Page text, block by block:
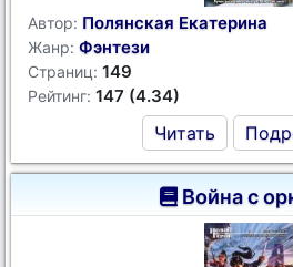
Автор: Полянская Екатерина
Жанр: Фэнтези
Страниц: 149
Рейтинг: 147 (4.34)
Читать
Война с